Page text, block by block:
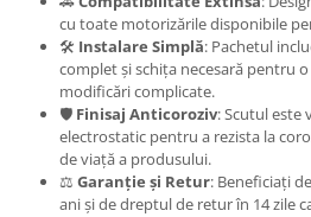
Carlige Mitsubishi
Carlige Nissan
Carlige Omoda
Carlige Opel
Carlige Peugeot
Carlige Plymouth
Scut motor Smart
Scut motor SsangYong
Scut motor Subaru
Scut motor Suzuki
Scut motor Tesla
Scut motor Toyota
cu toate motorizările disponibile
🛠️ Instalare Simplă: Pachetul
complet și schița necesară pentru
modificări complicate.
🛡️ Finisaj Anticoroziv: Scutul este
electrostatic pentru a rezista la
de viață a produsului.
⚖️ Garanție și Retur: Beneficiați
ani și de dreptul de retur în 14 zile